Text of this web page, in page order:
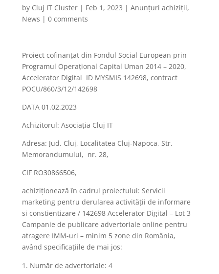
by Cluj IT Cluster| Feb 1, 2023 | Anunțuri achiziții,
News | 0 comments
Proiect cofinanțat din Fondul Social European prin
Programul Operațional Capital Uman 2014 – 2020,
Accelerator Digital ID MYSMIS 142698, contract
POCU/860/3/12/142698
DATA 01.02.2023
Achizitorul: Asociația Cluj IT
Adresa: Jud. Cluj, Localitatea Cluj-Napoca, Str.
Memorandumului, nr. 28,
CIF RO30866506,
achiziționează în cadrul proiectului: Servicii
marketing pentru derularea activității de informare
si constientizare / 142698 Accelerator Digital – Lot 3
Campanie de publicare advertoriale online pentru
atragere IMM-uri – minim 5 zone din România,
având specificațiile de mai jos:
Număr de advertoriale: 4